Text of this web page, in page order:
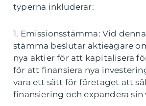
typerna inkluderar:
1. Emissionsstämma: Vid
stämma beslutar aktieägare
nya aktier för att kapitalisera
för att finansiera nya
vara ett sätt för företaget att
finansiering och expandera sin